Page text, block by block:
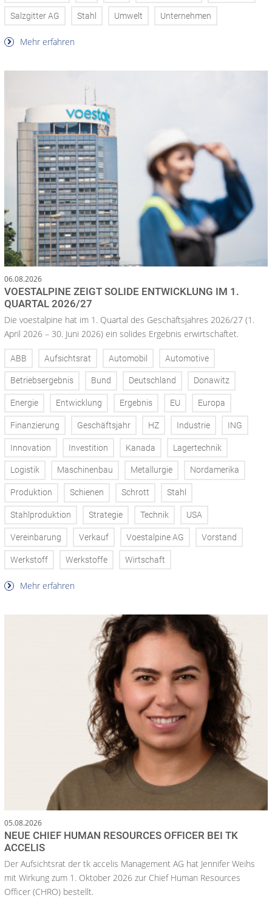
Salzgitter AG Stahl Umwelt Unternehmen
Mehr erfahren
06.08.2026
VOESTALPINE ZEIGT SOLIDE ENTWICKLUNG IM 1.
QUARTAL 2026/27
Die voestalpine hat im 1. Quartal des Geschäftsjahres 2026/27 (1.
April 2026 – 30. Juni 2026) ein solides Ergebnis erwirtschaftet.
ABB Aufsichtsrat Automobil Automotive
Betriebsergebnis Bund Deutschland Donawitz
Energie Entwicklung Ergebnis EU Europa
Finanzierung Geschäftsjahr HZ Industrie ING
Innovation Investition Kanada Lagertechnik
Logistik Maschinenbau Metallurgie Nordamerika
Produktion Schienen Schrott Stahl
Stahlproduktion Strategie Technik USA
Vereinbarung Verkauf Voestalpine AG Vorstand
Werkstoff Werkstoffe Wirtschaft
Mehr erfahren
05.08.2026
NEUE CHIEF HUMAN RESOURCES OFFICER BEI TK
ACCELIS
Der Aufsichtsrat der tk accelis Management AG hat Jennifer Weihs
mit Wirkung zum 1. Oktober 2026 zur Chief Human Resources
Officer (CHRO) bestellt.